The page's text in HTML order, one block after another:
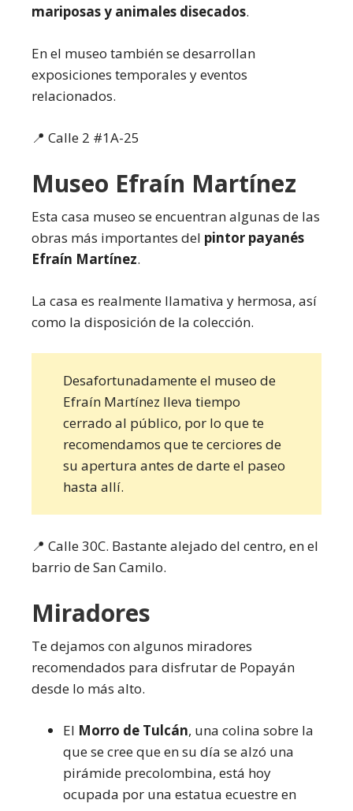
mariposas y animales disecados.
En el museo también se desarrollan
exposiciones temporales y eventos
relacionados.
📍 Calle 2 #1A-25
Museo Efraín Martínez
Esta casa museo se encuentran algunas de las
obras más importantes del pintor payanés
Efraín Martínez.
La casa es realmente llamativa y hermosa, así
como la disposición de la colección.
Desafortunadamente el museo de
Efraín Martínez lleva tiempo
cerrado al público, por lo que te
recomendamos que te cerciores de
su apertura antes de darte el paseo
hasta allí.
📍 Calle 30C. Bastante alejado del centro, en el
barrio de San Camilo.
Miradores
Te dejamos con algunos miradores
recomendados para disfrutar de Popayán
desde lo más alto.
El Morro de Tulcán, una colina sobre la
que se cree que en su día se alzó una
pirámide precolombina, está hoy
ocupada por una estatua ecuestre en